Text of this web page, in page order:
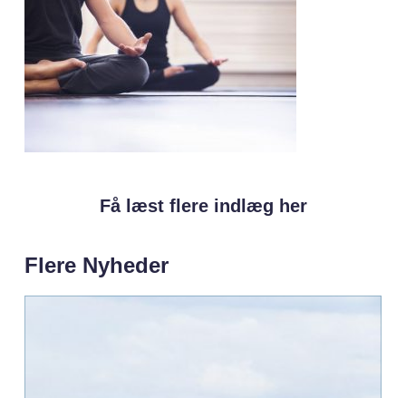
Få læst flere indlæg her
Flere Nyheder